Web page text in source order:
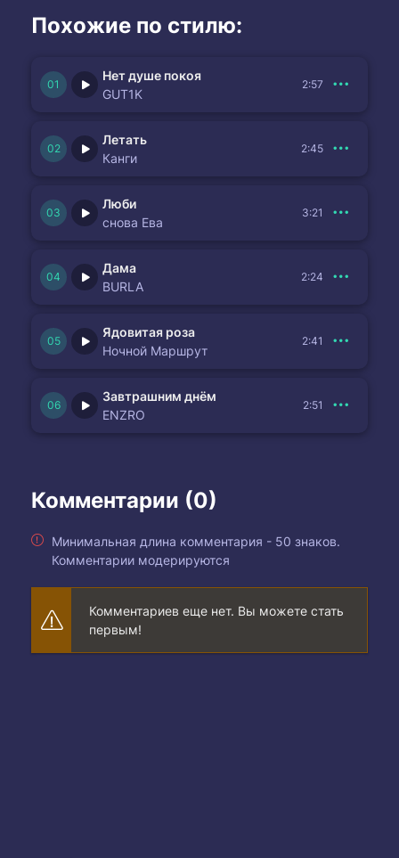
Похожие по стилю:
Нет душе покоя
GUT1K
2:57
Летать
Канги
2:45
Люби
снова Ева
3:21
Дама
BURLA
2:24
Ядовитая роза
Ночной Маршрут
2:41
Завтрашним днём
ENZRO
2:51
Комментарии (0)
Минимальная длина комментария - 50 знаков.
Комментарии модерируются
Комментариев еще нет. Вы можете стать
первым!